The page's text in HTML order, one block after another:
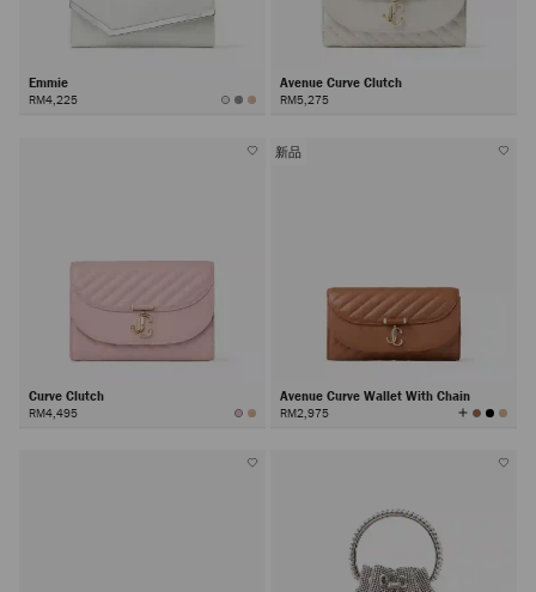
Emmie
RM4,225
Avenue Curve Clutch
RM5,275
Curve Clutch
RM4,495
新品
Avenue Curve Wallet With Chain
RM2,975 查
看